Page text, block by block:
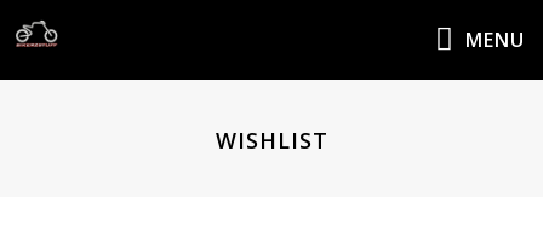
MENU
WISHLIST